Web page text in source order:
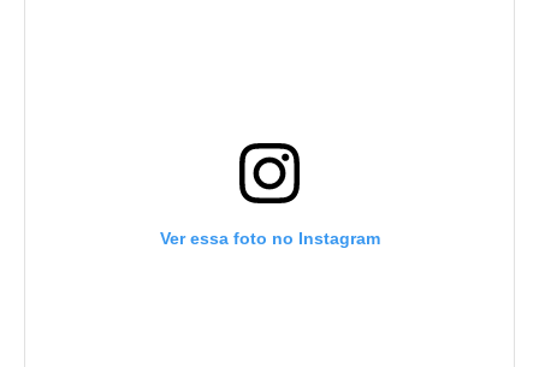
Ver essa foto no Instagram